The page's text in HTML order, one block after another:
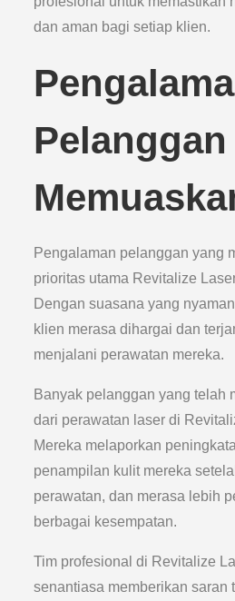
dan aman bagi setiap klien.
Pengalaman pelanggan yang
prioritas utama Revitalize
Dengan suasana yang
klien merasa dihargai dan
menjalani perawatan mereka.
Banyak pelanggan yang telah
dari perawatan laser di
Mereka melaporkan
penampilan kulit mereka
perawatan, dan merasa lebih
berbagai kesempatan.
Tim profesional di Revitalize
senantiasa memberikan saran